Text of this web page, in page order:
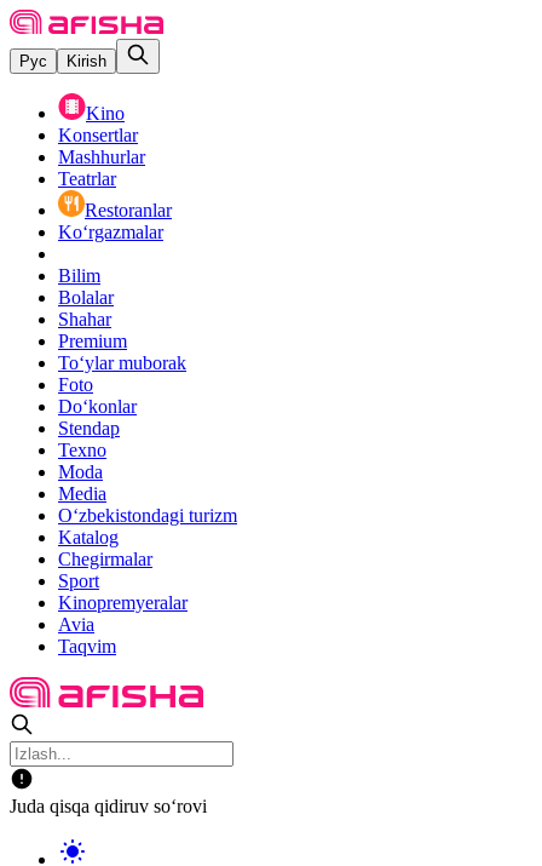
Рус Kirish
Kino
Konsertlar
Mashhurlar
Teatrlar
Restoranlar
Ko‘rgazmalar
Bilim
Bolalar
Shahar
Premium
Toʻylar muborak
Foto
Do‘konlar
Stendap
Texno
Moda
Media
O‘zbekistondagi turizm
Katalog
Chegirmalar
Sport
Kinopremyeralar
Avia
Taqvim
Juda qisqa qidiruv so‘rovi